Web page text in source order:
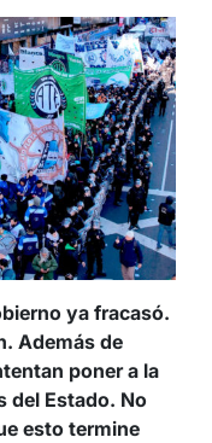
ya fracasó.
Además de
poner a la
del Estado. No
esto termine